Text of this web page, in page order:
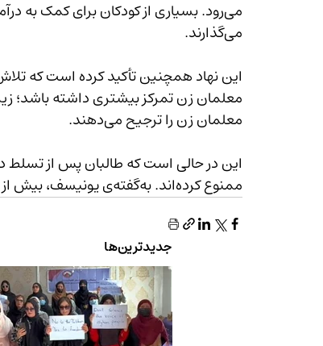
می‌گذارند.
این نهاد همچنین تأکید کرده است که
معلمان زن را ترجیح می‌دهند.
این در حالی است که طالبان پس از تسلط
ممنوع کرده‌اند. به‌گفته‌ی یونیسف، بیش از دو میلیون دختر در سال 2025 از آموزش محروم شده‌اند.
جدیدترین‌ها